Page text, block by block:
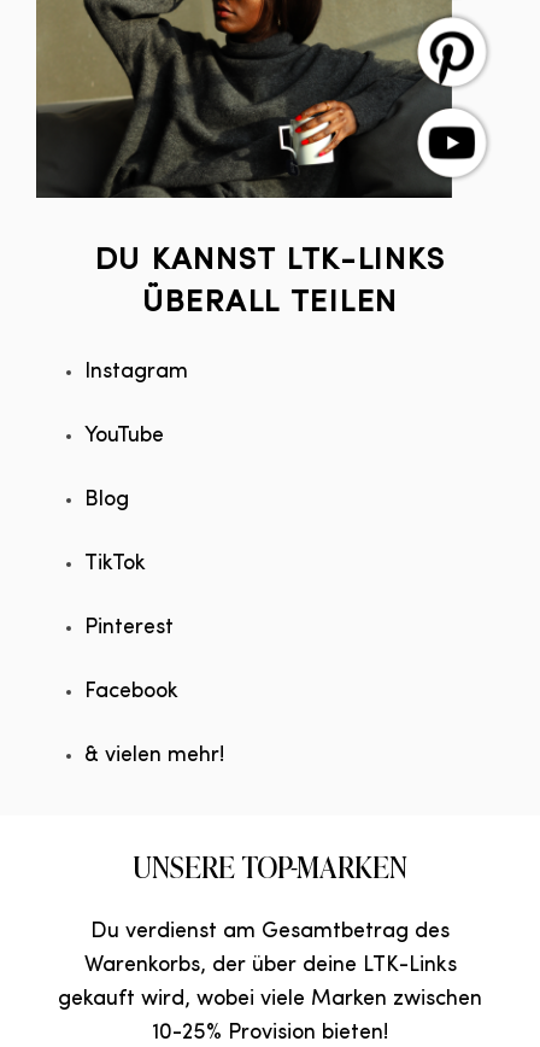
DU KANNST LTK-LINKS
ÜBERALL TEILEN
Instagram
YouTube
Blog
TikTok
Pinterest
Facebook
& vielen mehr!
UNSERE TOP-MARKEN
Du verdienst am Gesamtbetrag des
Warenkorbs, der über deine LTK-Links
gekauft wird, wobei viele Marken zwischen
10-25% Provision bieten!